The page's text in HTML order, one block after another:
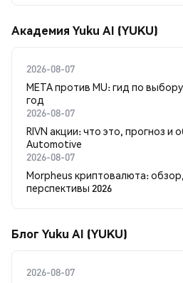
Академия Yuku AI (YUKU)
2026-08-07
META против MU: гид по
год
2026-08-07
RIVN акции: что это, прогноз и
Automotive
2026-08-07
Morpheus криптовалюта:
перспективы 2026
Блог Yuku AI (YUKU)
2026-08-07